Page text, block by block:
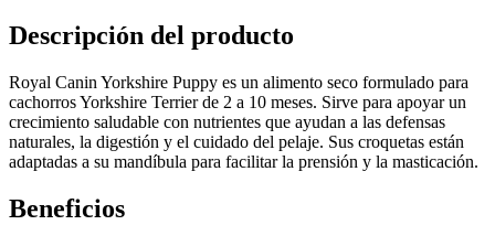
Descripción del producto
Royal Canin Yorkshire Puppy es un alimento seco formulado para
cachorros Yorkshire Terrier de 2 a 10 meses. Sirve para apoyar un
crecimiento saludable con nutrientes que ayudan a las defensas
naturales, la digestión y el cuidado del pelaje. Sus croquetas están
adaptadas a su mandíbula para facilitar la prensión y la masticación.
Beneficios